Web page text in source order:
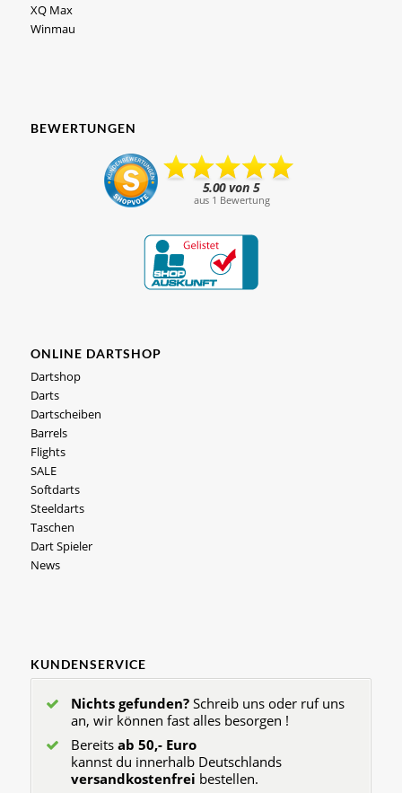
XQ Max
Winmau
BEWERTUNGEN
ONLINE DARTSHOP
Dartshop
Darts
Dartscheiben
Barrels
Flights
SALE
Softdarts
Steeldarts
Taschen
Dart Spieler
News
KUNDENSERVICE
Nichts gefunden?Schreib uns oder ruf uns
an, wir können fast alles besorgen !
Bereits ab 50,- Euro
kannst du innerhalb Deutschlands
versandkostenfrei bestellen.